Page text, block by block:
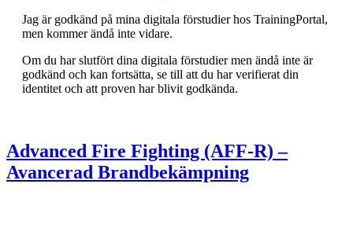
Jag är godkänd på mina digitala förstudier hos TrainingPortal,
men kommer ändå inte vidare.
Om du har slutfört dina digitala förstudier men ändå inte är
godkänd och kan fortsätta, se till att du har verifierat din
identitet och att proven har blivit godkända.
Advanced Fire Fighting (AFF-R) –
Avancerad Brandbekämpning